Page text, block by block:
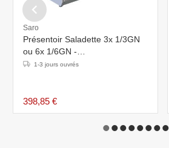
Saro
Présentoir Saladette 3x 1/3GN
ou 6x 1/6GN -
955x380x435(h)mm
1-3 jours ouvrés
398,85 €